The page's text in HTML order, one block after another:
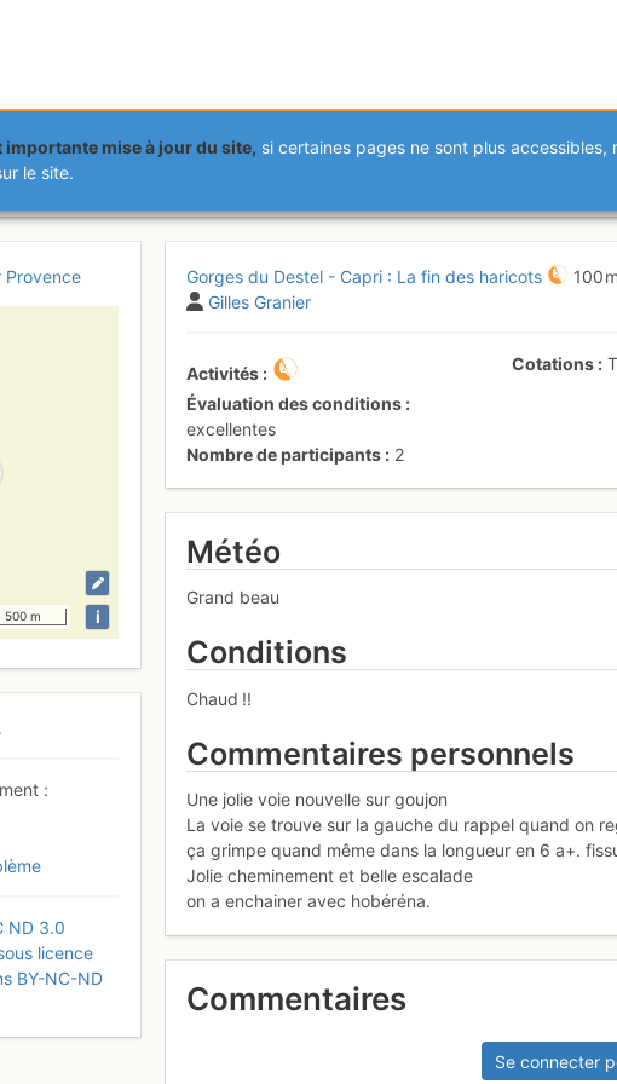
importante mise à jour du site, si certaines pages ne sont plus
le site.
(Gorges du Destel) - Capri : La fin
Provence
500 m i
ND 3.0
licence
BY-NC-ND
Gorges du Destel - Capri : La fin des haricots 100
Gilles Granier
Activités
Évaluation des conditions
excellentes
Nombre de participants
2
Cotations
Météo
Grand beau
Conditions
Chaud !!
Commentaires personnels
Une jolie voie nouvelle sur goujon
La voie se trouve sur la gauche du rappel quand on
ça grimpe quand même dans la longueur en 6 a+.
Jolie cheminement et belle escalade
on a enchainer avec hobéréna.
Commentaires
Se connecter